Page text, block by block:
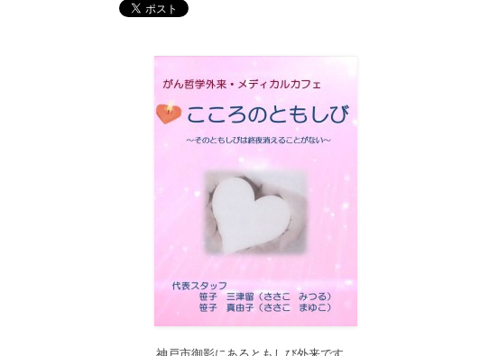
ご覧頂きたいサブカテゴリーをクリックするとサブ
12月21日（木）22:00～翌22日（金）10:00頃にサイ
トメンテナンス作業を行います。 作業中は、サイト
全ページ（https://silex-transl.com/）が閲覧できな
くなります。 皆様ご迷惑をお掛けいた...
11月1日をもって組織を合同会社に改め、Silex
Press合同会社を設立いたしました。
Global Health Review食は「地中海的」に?
しました。
サービス内容のページに「医の知の共有」を追加し